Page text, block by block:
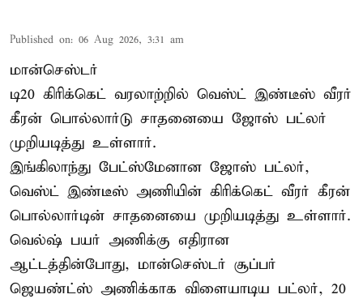
Published on: 06 Aug 2026, 3:31 am
மான்செஸ்டர்
டி20 கிரிக்கெட் வரலாற்றில் வெஸ்ட் இண்டீஸ் வீரர்
கீரன் பொல்லார்டு சாதனையை ஜோஸ் பட்லர்
முறியடித்து உள்ளார்.
இங்கிலாந்து பேட்ஸ்மேனான ஜோஸ் பட்லர்,
வெஸ்ட் இண்டீஸ் அணியின் கிரிக்கெட் வீரர் கீரன்
பொல்லார்டின் சாதனையை முறியடித்து உள்ளார்.
வெல்ஷ் பயர் அணிக்கு எதிரான
ஆட்டத்தின்போது, மான்செஸ்டர் சூப்பர்
ஜெயண்ட்ஸ் அணிக்காக விளையாடிய பட்லர், 20